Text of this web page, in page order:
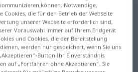
;-ge-;→brechen>
anklicken/antippen)
spustiti se
können. Notwendige,
Cookies, die für den Betrieb der Webseite
unserer Webseite erforderlich sind,
Vorauswahl immer auf Ihrem Endgerät
und Cookies, die der Bereitstellung
werden nur gespeichert, wenn Sie uns
Button Ihr Einverständnis
auf „Fortfahren ohne Akzeptieren“. Sie